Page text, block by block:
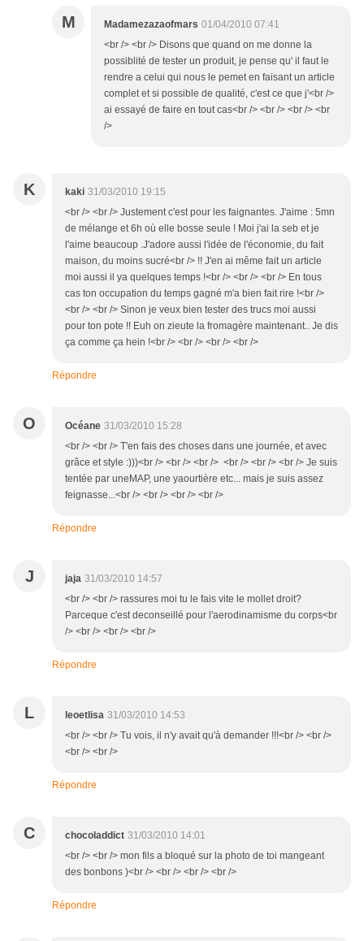
M Madamezazaofmars 01/04/2010 07:41
<br /> <br /> Disons que quand on me donne la
possiblité de tester un produit, je pense qu' il faut le
rendre a celui qui nous le pemet en faisant un article
complet et si possible de qualité, c'est ce que j'<br />
ai essayé de faire en tout cas<br /> <br /> <br /> <br
/>
K kaki 31/03/2010 19:15
<br /> <br /> Justement c'est pour les faignantes. J'aime : 5mn
de mélange et 6h où elle bosse seule ! Moi j'ai la seb et je
l'aime beaucoup .J'adore aussi l'idée de l'économie, du fait
maison, du moins sucré<br /> !! J'en ai même fait un article
moi aussi il ya quelques temps !<br /> <br /> <br /> En tous
cas ton occupation du temps gagné m'a bien fait rire !<br />
<br /> <br /> Sinon je veux bien tester des trucs moi aussi
pour ton pote !! Euh on zieute la fromagère maintenant.. Je dis
ça comme ça hein !<br /> <br /> <br /> <br />
Répondre
O Océane 31/03/2010 15:28
<br /> <br /> T'en fais des choses dans une journée, et avec
grâce et style :)))<br /> <br /> <br /> <br /> <br /> <br /> Je suis
tentée par uneMAP, une yaourtière etc... mais je suis assez
feignasse...<br /> <br /> <br /> <br />
Répondre
J jaja 31/03/2010 14:57
<br /> <br /> rassures moi tu le fais vite le mollet droit?
Parceque c'est deconseillé pour l'aerodinamisme du corps<br
/> <br /> <br /> <br />
Répondre
L leoetlisa 31/03/2010 14:53
<br /> <br /> Tu vois, il n'y avait qu'à demander !!!<br /> <br />
<br /> <br />
Répondre
C chocoladdict 31/03/2010 14:01
<br /> <br /> mon fils a bloqué sur la photo de toi mangeant
des bonbons )<br /> <br /> <br /> <br />
Répondre